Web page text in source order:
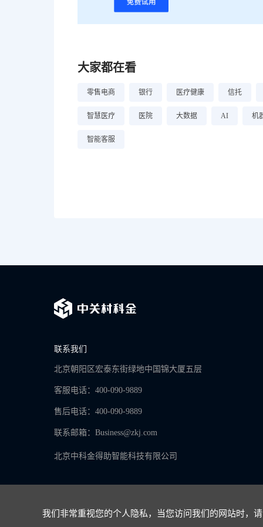
我们非常重视您的个人隐私，当您访问我们的网站时，
大家都在看
零售电商 银行 医疗健康 信托
智慧医疗 医院 大数据 AI 机
智能客服
联系我们
北京朝阳区宏泰东街绿地中国锦大厦五层
客服电话：400-090-9889
售后电话：400-090-9889
联系邮箱： Business@zkj.com
北京中科金得助智能科技有限公司
京ICP备16065273号-9 Copyright © 2024